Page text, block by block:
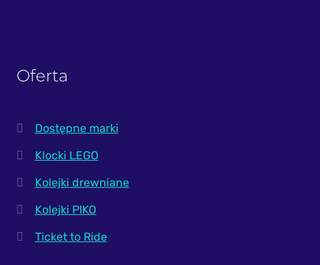
Oferta
Dostępne marki
Klocki LEGO
Kolejki drewniane
Kolejki PIKO
Ticket to Ride